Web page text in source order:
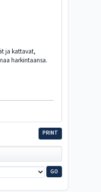
ja kattavat,
harkintaansa.
PRINT